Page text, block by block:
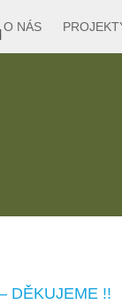
O NÁS
DĚKUJEME !!